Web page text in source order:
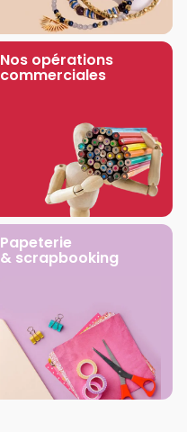
Nos opérations
commerciales
Papeterie
& scrapbooking